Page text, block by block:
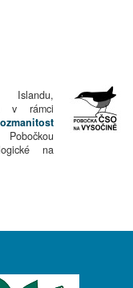
Islandu,
v rámci
na